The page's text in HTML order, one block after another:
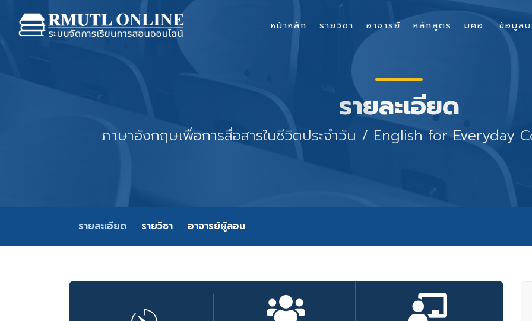
รายละเอียด
ภาษาอังกฤษเพื่อการสื่อสารในชีวิตประจำวัน / English for Everyday
รายละเอียด รายวิชา อาจารย์ผู้สอน
หน้าหลัก รายวิชา อาจารย์ หลักสูตร มคอ. ข้อมูลบ